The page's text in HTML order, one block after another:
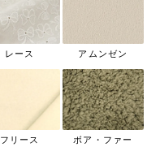
レース アムンゼン
フリース ボア・ファー